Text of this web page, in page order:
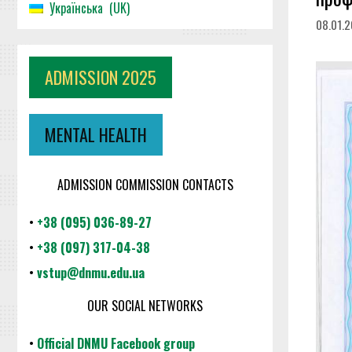
Українська UK
ADMISSION 2025
MENTAL HEALTH
ADMISSION COMMISSION CONTACTS
• +38 (095) 036-89-27
• +38 (097) 317-04-38
• vstup@dnmu.edu.ua
OUR SOCIAL NETWORKS
• Official DNMU Facebook group